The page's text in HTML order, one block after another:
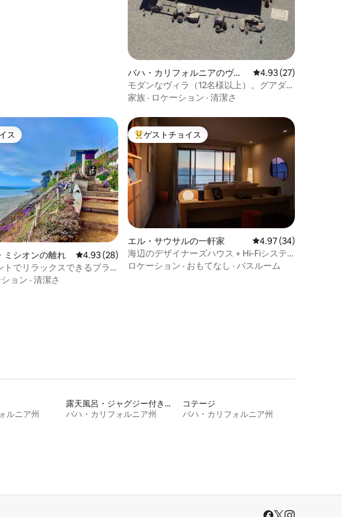
バハ・カリフォルニアのヴィ
ラ
レビュー27件、5つ
4.93 (27)
モダンなヴィラ（12名様以上）。グアダル
ーペ渓谷のプライベートプール。
家族 · ロケーション · 清潔さ
つ星の平均評価
ス
ス
ミシオンの離れ レビュー28件、5つ星中4.93つ星の平均評価
4.93 (28)
トでリラックスできるプラ
なタイニーハウス
ョン · 清潔さ
大好評のゲストチョイスです。
ゲストチョイス
エル・サウサルの一軒家 レビュー34件、5つ星
4.97 (34)
海辺のデザイナーズハウス + Hi-Fiシステ
ム & 夕暮れどきのデッキ / 3
ロケーション · おもてなし · バスルーム
ルニア州
露天風呂・ジャグジー付きの宿泊施設
バハ・カリフォルニア州
コテージ
バハ・カリフォルニア州